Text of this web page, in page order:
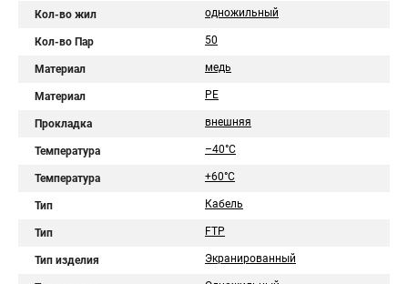
Кол-во жил одножильный
Кол-во Пар 50
Материал медь
Материал PE
Прокладка внешняя
Температура –40°C
Температура +60°C
Тип Кабель
Тип FTP
Тип изделия Экранированный